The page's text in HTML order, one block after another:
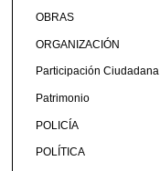
OBRAS
ORGANIZACIÓN
Participación Ciudadana
Patrimonio
POLICÍA
POLÍTICA